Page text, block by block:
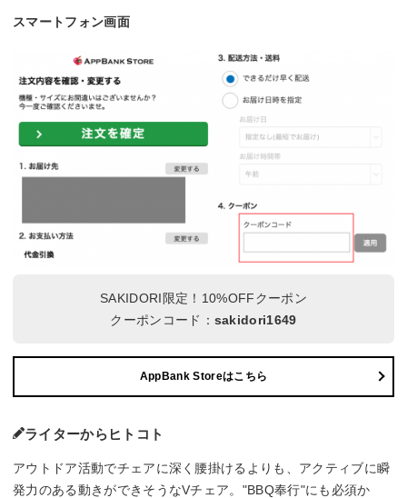
スマートフォン画面
SAKIDORI限定！10%OFFクーポン
クーポンコード： sakidori1649
AppBank Storeはこちら
ライターからヒトコト
アウトドア活動でチェアに深く腰掛けるよりも、アクティブに瞬
発力のある動きができそうなVチェア。"BBQ奉行"にも必須か